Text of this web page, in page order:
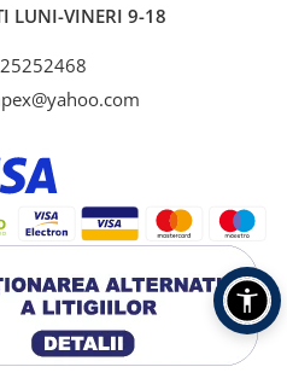
LUNI-VINERI 9-18